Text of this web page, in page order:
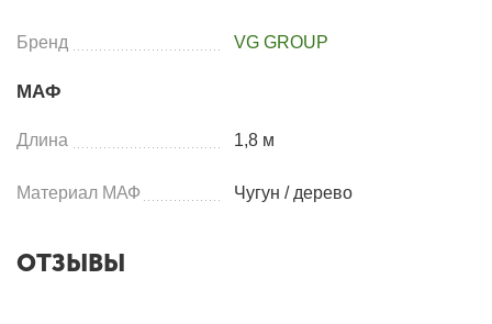
Бренд VG GROUP
МАФ
Длина 1,8 м
Материал МАФ Чугун / дерево
ОТЗЫВЫ